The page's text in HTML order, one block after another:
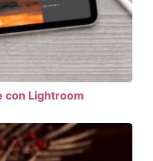
con Lightroom